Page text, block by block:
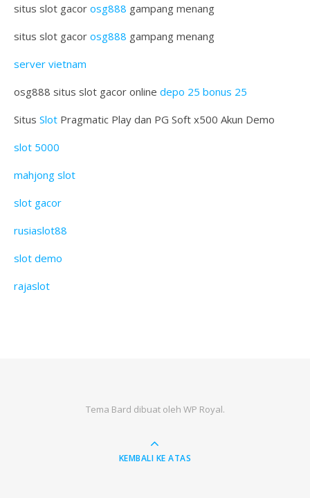
situs slot gacor osg888 gampang menang
situs slot gacor osg888 gampang menang
server vietnam
osg888 situs slot gacor online depo 25 bonus 25
Situs Slot Pragmatic Play dan PG Soft x500 Akun Demo
slot 5000
mahjong slot
slot gacor
rusiaslot88
slot demo
rajaslot
Tema Bard dibuat oleh WP Royal.
KEMBALI KE ATAS